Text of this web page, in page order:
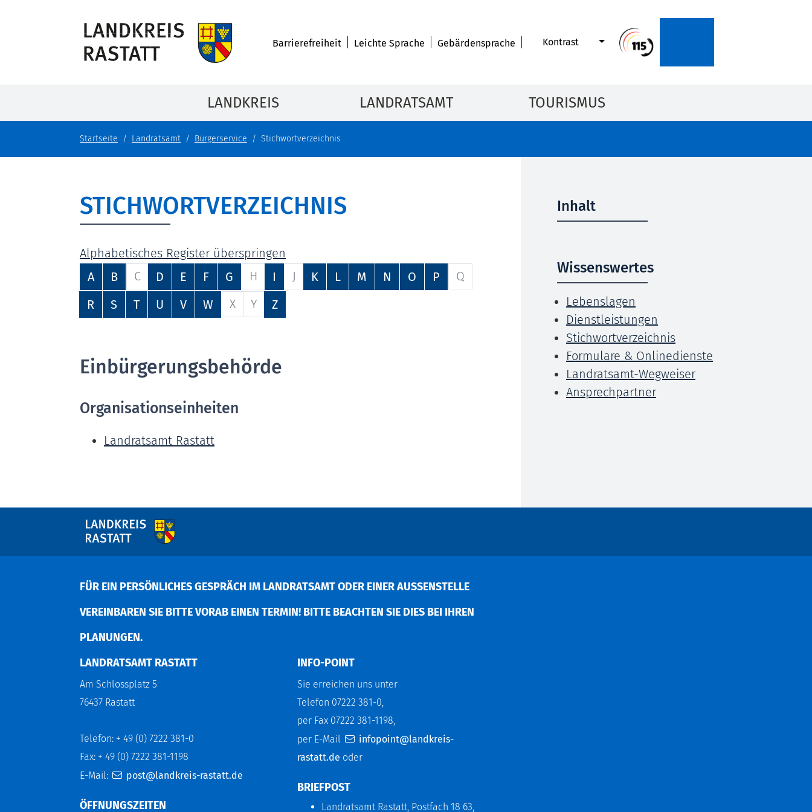
Barrierefreiheit Leichte Sprache Gebärdensprache Kontrast
LANDKREIS LANDRATSAMT TOURISMUS
Startseite Landratsamt Bürgerservice Stichwortverzeichnis
STICHWORTVERZEICHNIS
Alphabetisches Register überspringen
A
B C D E F G H I J K L M N O P
Q
R
S T U V W X Y Z
Einbürgerungsbehörde
Organisationseinheiten
Landratsamt Rastatt
Inhalt
Wissenswertes
Lebenslagen
Dienstleistungen
Stichwortverzeichnis
Formulare & Onlinedienste
Landratsamt-Wegweiser
Ansprechpartner
FÜR EIN PERSÖNLICHES GESPRÄCH IM LANDRATSAMT ODER EINER AUSSENSTELLE V
EREINBAREN SIE BITTE VORAB EINEN TERMIN! BITTE BEACHTEN SIE DIES BEI IHREN P
LANUNGEN.
LANDRATSAMT RASTATT
Am Schlossplatz 5
76437 Rastatt
Telefon: + 49 (0) 7222 381-0
Fax: + 49 (0) 7222 381-1198
E-Mail:
post@landkreis-rastatt.de
ÖFFNUNGSZEITEN
INFO-POINT
Sie erreichen uns unter
Telefon 07222 381-0,
per Fax 07222 381-1198,
per E-Mail
infopoint@landkreis-
rastatt.de oder
BRIEFPOST
Landratsamt Rastatt, Postfach 18 63,